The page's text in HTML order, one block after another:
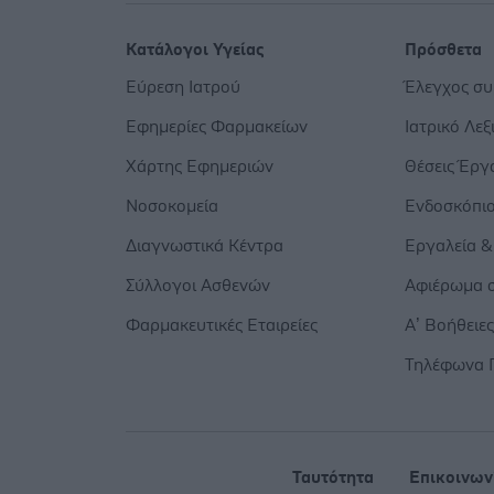
Κατάλογοι Υγείας
Εύρεση Ιατρού
Εφημερίες Φαρμακείων
Χάρτης Εφημεριών
Νοσοκομεία
Διαγνωστικά Κέντρα
Σύλλογοι Ασθενών
Φαρμακευτικές Εταιρείες
Πρόσθετα
Έλεγχος
Ιατρικό
Θέσεις
Ενδοσκόπιο
Εργαλεία
Αφιέρωμα
Α’ Βοήθειες
Τηλέφωνα
Ταυτότητα